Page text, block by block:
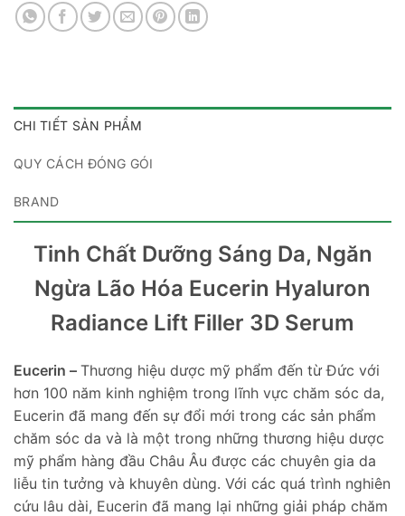
CHI TIẾT SẢN PHẨM
QUY CÁCH ĐÓNG GÓI
BRAND
Tinh Chất Dưỡng Sáng Da, Ngăn
Ngừa Lão Hóa Eucerin Hyaluron
Radiance Lift Filler 3D Serum
Eucerin – Thương hiệu dược mỹ phẩm đến từ Đức với
hơn 100 năm kinh nghiệm trong lĩnh vực chăm sóc da,
Eucerin đã mang đến sự đổi mới trong các sản phẩm
chăm sóc da và là một trong những thương hiệu dược
mỹ phẩm hàng đầu Châu Âu được các chuyên gia da
liễu tin tưởng và khuyên dùng. Với các quá trình nghiên
cứu lâu dài, Eucerin đã mang lại những giải pháp chăm